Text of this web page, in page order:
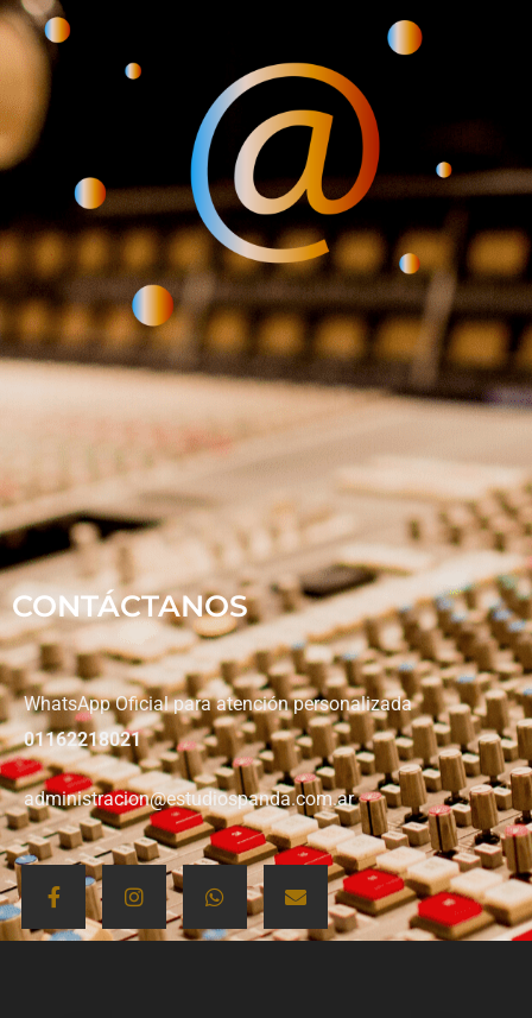
CONTÁCTANOS
WhatsApp Oficial para atención personalizada
01162218021
administracion@estudiospanda.com.ar